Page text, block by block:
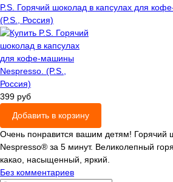
P.S. Горячий шоколад в капсулах для
(P.S., Россия)
399 руб
Добавить в корзину
Очень понравится вашим детям! Горячий
Nespresso® за 5 минут. Великолепный
какао, насыщенный, яркий.
Без комментариев